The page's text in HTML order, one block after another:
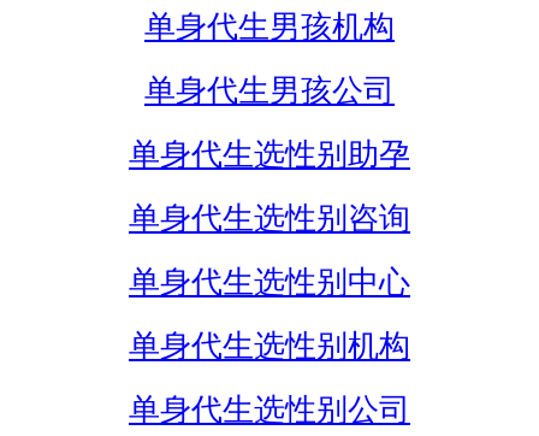
单身代生男孩机构
单身代生男孩公司
单身代生选性别助孕
单身代生选性别咨询
单身代生选性别中心
单身代生选性别机构
单身代生选性别公司